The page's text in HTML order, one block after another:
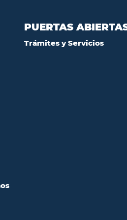
PUERTAS
Trámites y Servicios